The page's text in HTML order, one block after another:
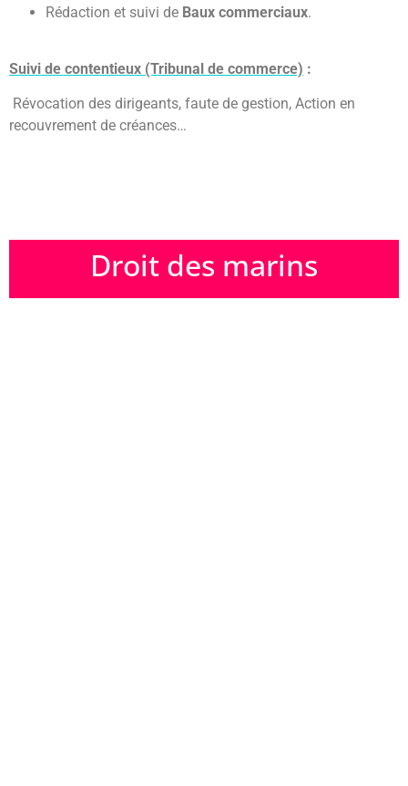
Rédaction et suivi de Baux commerciaux.
Suivi de contentieux (Tribunal de commerce) :
Révocation des dirigeants, faute de gestion, Action en
recouvrement de créances…
Droit des marins